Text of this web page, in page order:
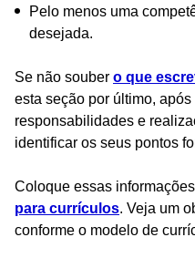
Pelo menos uma
desejada.
Se não souber o que
esta seção por último,
responsabilidades e
identificar os seus pontos
Coloque essas
para currículos. Veja um
conforme o modelo de